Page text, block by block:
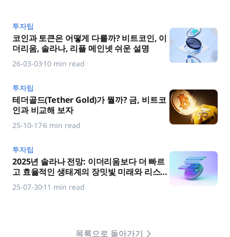
투자팁
코인과 토큰은 어떻게 다를까? 비트코인, 이
더리움, 솔라나, 리플 메인넷 쉬운 설명
26-03-03 10 min read
투자팁
테더골드(Tether Gold)가 뭘까? 금, 비트코
인과 비교해 보자
25-10-176 min read
투자팁
2025년 솔라나 전망: 이더리움보다 더 빠르
고 효율적인 생태계의 장밋빛 미래와 리스크
비교분석
25-07-3011 min read
목록으로 돌아가기